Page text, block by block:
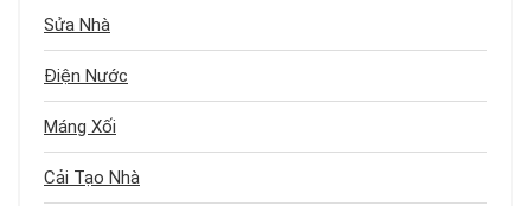
Sửa Nhà
Điện Nước
Máng Xối
Cải Tạo Nhà